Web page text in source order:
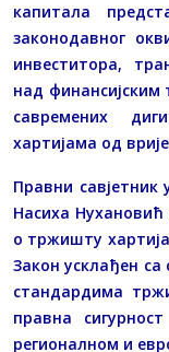
капитала
законодавног
инвеститора,
над финансијским
савремених
хартијама од
Правни савјетник
Насиха Нухановић
о тржишту
Закон усклађен
стандардима
правна
регионалном и